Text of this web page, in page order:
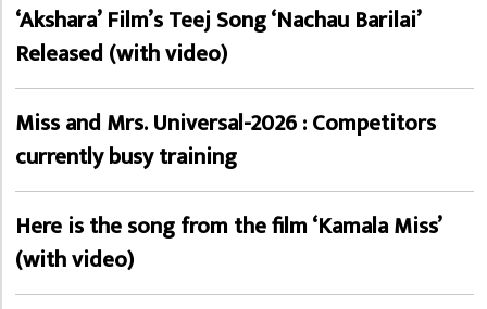
‘Akshara’ Film’s Teej Song ‘Nachau Barilai’
Released (with video)
Miss and Mrs. Universal-2026 : Competitors
currently busy training
Here is the song from the film ‘Kamala Miss’
(with video)